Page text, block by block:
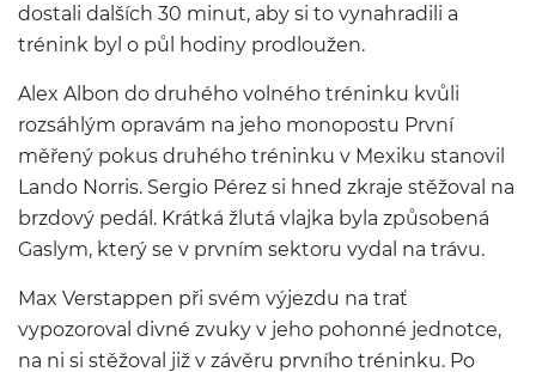
dostali dalších 30 minut, aby si to vynahradili a
trénink byl o půl hodiny prodloužen.
Alex Albon do druhého volného tréninku kvůli
rozsáhlým opravám na jeho monopostu První
měřený pokus druhého tréninku v Mexiku stanovil
Lando Norris. Sergio Pérez si hned zkraje stěžoval na
brzdový pedál. Krátká žlutá vlajka byla způsobená
Gaslym, který se v prvním sektoru vydal na trávu.
Max Verstappen při svém výjezdu na trať
vypozoroval divné zvuky v jeho pohonné jednotce,
na ni si stěžoval již v závěru prvního tréninku. Po